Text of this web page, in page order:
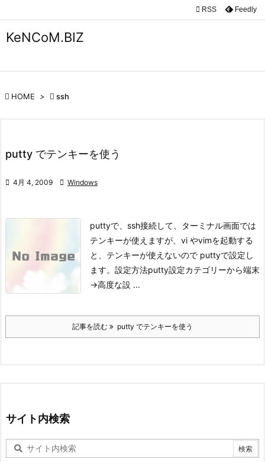
KeNCoM.BIZ

 RSS Feedly
 HOME >  ssh
putty でテンキーを使う
 4月 4, 2009  Windows
puttyで、ssh接続して、ターミナル画面では
テンキーが使えますが、 vi やvimを起動する
と、テンキーが使えないので puttyで設定し
ます。 設定方法putty設定カテゴリーから端末
→高度な設 ...
記事を読む putty でテンキーを使う
サイト内検索